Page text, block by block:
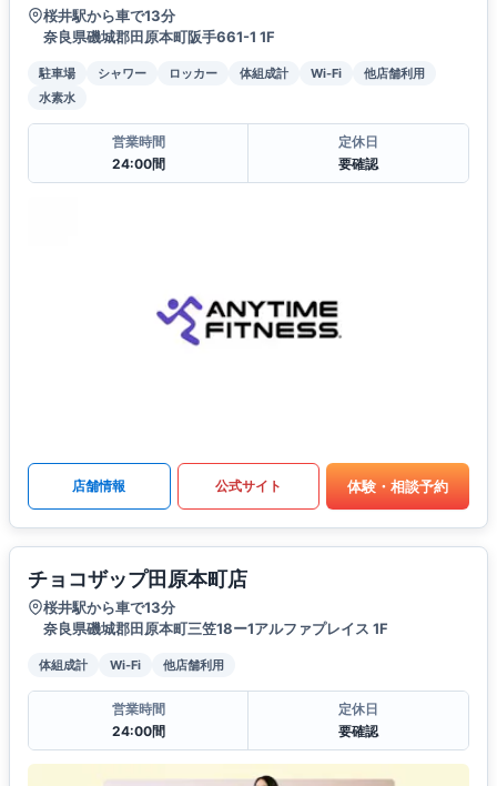
桜井駅から車で13分
奈良県磯城郡田原本町阪手661-1 1F
駐車場 シャワー ロッカー 体組成計 Wi-Fi
他店舗利用
水素水
営業時間
24:00間
定休日
要確認
店舗情報 公式サイト 体験・相談予約
チョコザップ田原本町店
桜井駅から車で13分
奈良県磯城郡田原本町三笠18ー1アルファプレイス 1F
体組成計 Wi-Fi 他店舗利用
営業時間
24:00間
定休日
要確認